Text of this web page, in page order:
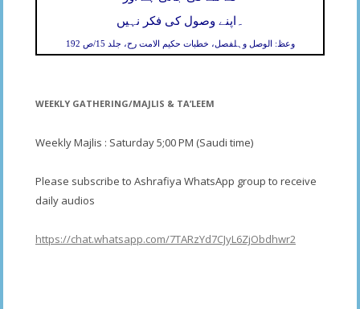
اپنے وصول کی فکر نہیں ۔
وعظ: الوصل وہلفصل، خطبات حکیم الامت رح، جلد 15/ص 192
WEEKLY GATHERING/MAJLIS & TA’LEEM
Weekly Majlis : Saturday 5;00 PM (Saudi time)
Please subscribe to Ashrafiya WhatsApp group to receive
daily audios
https://chat.whatsapp.com/7TARzYd7CJyL6ZjObdhwr2